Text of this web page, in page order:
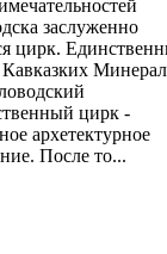
заслуженно
цирк.
Кавказких
цирк -
архетектурное
После то...